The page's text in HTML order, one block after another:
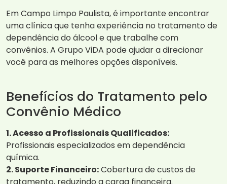
Em Campo Limpo Paulista, é importante encontrar
uma clínica que tenha experiência no tratamento de
dependência do álcool e que trabalhe com
convênios. A Grupo ViDA pode ajudar a direcionar
você para as melhores opções disponíveis.
Benefícios do Tratamento pelo
Convênio Médico
1. Acesso a Profissionais Qualificados:
Profissionais especializados em dependência
química.
2. Suporte Financeiro:Cobertura de custos de